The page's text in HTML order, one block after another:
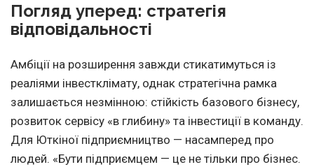
Погляд уперед: стратегія
відповідальності
Амбіції на розширення завжди стикатимуться із
реаліями інвестклімату, однак стратегічна рамка
залишається незмінною: стійкість базового бізнесу,
розвиток сервісу «в глибину» та інвестиції в команду.
Для Юткіної підприємництво — насамперед про
людей. «Бути підприємцем — це не тільки про бізнес.